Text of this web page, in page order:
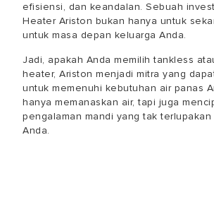
efisiensi, dan keandalan. Sebuah
Heater Ariston bukan hanya untuk
untuk masa depan keluarga Anda.
Jadi, apakah Anda memilih tankless
heater, Ariston menjadi mitra yang
untuk memenuhi kebutuhan air panas
hanya memanaskan air, tapi juga
pengalaman mandi yang tak terlupakan
Anda.